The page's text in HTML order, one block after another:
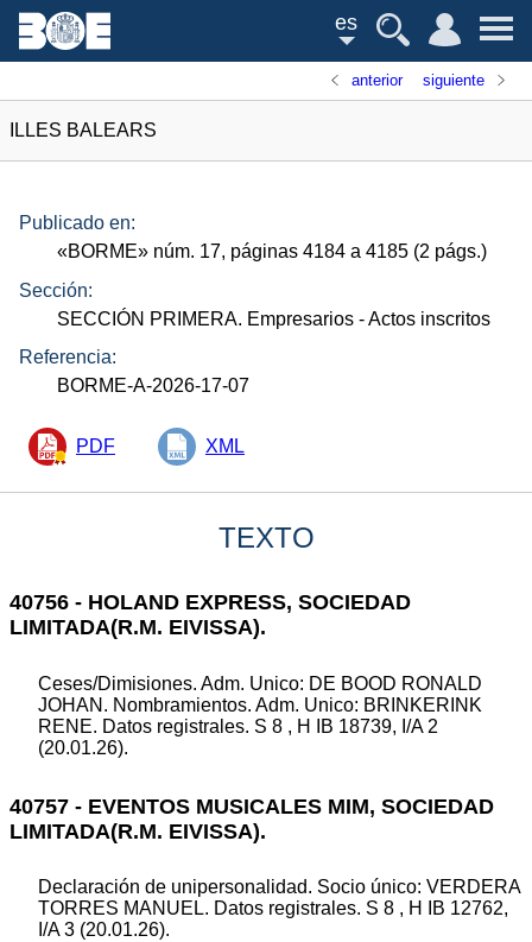
es
anterior siguiente
ILLES BALEARS
Publicado en:
«BORME» núm. 17, páginas 4184 a 4185 (2 págs.)
Sección:
SECCIÓN PRIMERA. Empresarios - Actos inscritos
Referencia:
BORME-A-2026-17-07
PDF XML
TEXTO
40756 - HOLAND EXPRESS, SOCIEDAD
LIMITADA(R.M. EIVISSA).
Ceses/Dimisiones. Adm. Unico: DE BOOD RONALD
JOHAN. Nombramientos. Adm. Unico: BRINKERINK
RENE. Datos registrales. S 8 , H IB 18739, I/A 2
(20.01.26).
40757 - EVENTOS MUSICALES MIM, SOCIEDAD
LIMITADA(R.M. EIVISSA).
Declaración de unipersonalidad. Socio único: VERDERA
TORRES MANUEL. Datos registrales. S 8 , H IB 12762,
I/A 3 (20.01.26).